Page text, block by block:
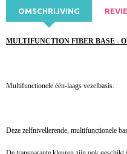
OMSCHRIJVING
MULTIFUNCTION FIBER BASE -
Multifunctionele één-laags vezelbasis.
Deze zelfnivellerende, multifunctionele